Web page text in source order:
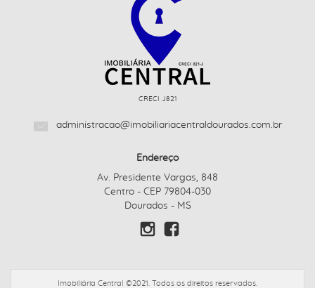
CRECI J821
administracao@imobiliariacentraldourados.com.br
Endereço
Av. Presidente Vargas, 848
Centro - CEP 79804-030
Dourados - MS
Imobiliária Central ©2021. Todos os direitos reservados.